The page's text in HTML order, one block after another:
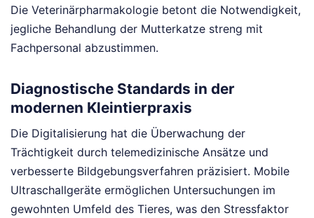
Die Veterinärpharmakologie betont die Notwendigkeit,
jegliche Behandlung der Mutterkatze streng mit
Fachpersonal abzustimmen.
Diagnostische Standards in der
modernen Kleintierpraxis
Die Digitalisierung hat die Überwachung der
Trächtigkeit durch telemedizinische Ansätze und
verbesserte Bildgebungsverfahren präzisiert. Mobile
Ultraschallgeräte ermöglichen Untersuchungen im
gewohnten Umfeld des Tieres, was den Stressfaktor